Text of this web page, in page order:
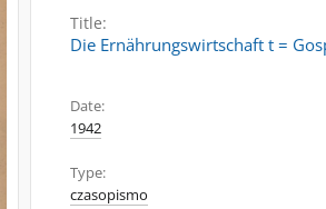
Title:
Die Ernährungswirtschaft t =
Date:
1942
Type:
czasopismo